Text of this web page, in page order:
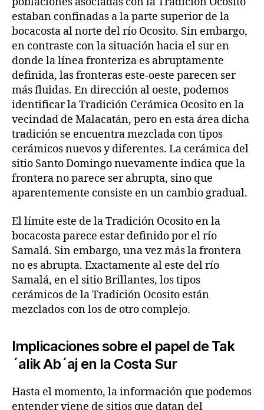
estaban confinadas a la parte superior de la
bocacosta al norte del río Ocosito. Sin embargo,
en contraste con la situación hacia el sur en
donde la línea fronteriza es abruptamente
definida, las fronteras este‑oeste parecen ser
más fluidas. En dirección al oeste, podemos
identificar la Tradición Cerámica Ocosito en la
vecindad de Malacatán, pero en esta área dicha
tradición se encuentra mezclada con tipos
cerámicos nuevos y diferentes. La cerámica del
sitio Santo Domingo nuevamente indica que la
frontera no parece ser abrupta, sino que
aparentemente consiste en un cambio gradual.
El límite este de la Tradición Ocosito en la
bocacosta parece estar definido por el río
Samalá. Sin embargo, una vez más la frontera
no es abrupta. Exactamente al este del río
Samalá, en el sitio Brillantes, los tipos
cerámicos de la Tradición Ocosito están
mezclados con los de otro complejo.
Implicaciones sobre el papel de Tak
´alik Ab´aj en la Costa Sur
Hasta el momento, la información que podemos
entender viene de sitios que datan del